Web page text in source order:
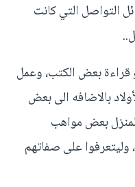
التواصل التي كانت
قراءة بعض الكتب، وعمل
بالاضافه الى بعض
بعض مواهب
وليتعرفوا على صفاتهم